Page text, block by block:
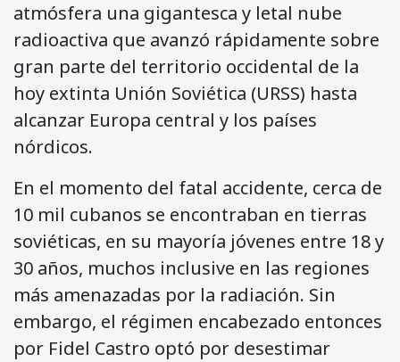
atmósfera una gigantesca y letal nube
radioactiva que avanzó rápidamente sobre
gran parte del territorio occidental de la
hoy extinta Unión Soviética (URSS) hasta
alcanzar Europa central y los países
nórdicos.
En el momento del fatal accidente, cerca de
10 mil cubanos se encontraban en tierras
soviéticas, en su mayoría jóvenes entre 18 y
30 años, muchos inclusive en las regiones
más amenazadas por la radiación. Sin
embargo, el régimen encabezado entonces
por Fidel Castro optó por desestimar